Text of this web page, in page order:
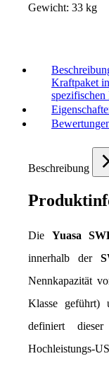
Gewicht: 33 kg
Kraftpaket
Beschreibung
Die Yuasa
innerhalb der
Nennkapazität
Klasse geführt)
definiert
Hochleistungs-